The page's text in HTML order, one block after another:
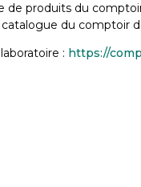
de produits du
du comptoir
: https://